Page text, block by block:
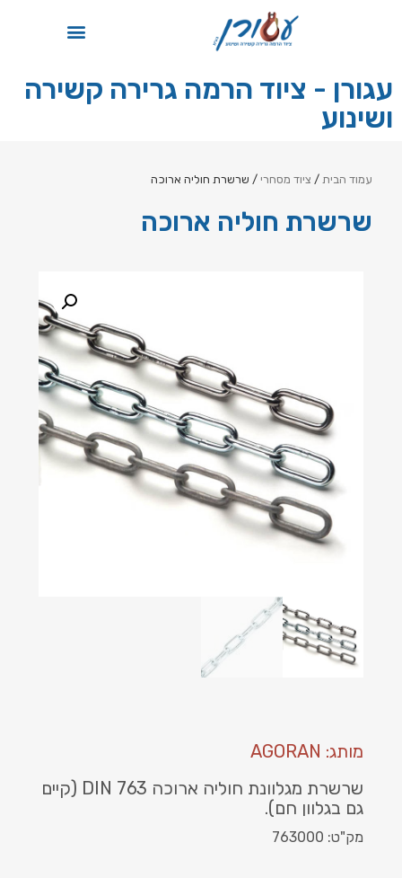
עגורן - ציוד הרמה גרירה קשירה
ושינוע
עמוד הבית / ציוד מסחרי / שרשרת חוליה ארוכה
שרשרת חוליה ארוכה
מותג: AGORAN
שרשרת מגלוונת חוליה ארוכה 763 DIN (
קיים
גם בגלוון חם).
מק"ט: 763000